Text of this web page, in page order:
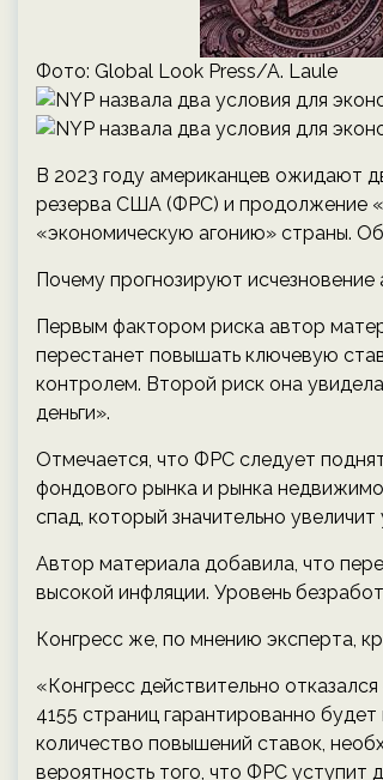
Фото: Global Look Press/A. Laule
В 2023 году американцев ожидают
резерва США (ФРС) и продолжение
«экономическую агонию» страны.
Почему прогнозируют исчезновение
Первым фактором риска автор
перестанет повышать ключевую
контролем. Второй риск она
деньги».
Отмечается, что ФРС следует
фондового рынка и рынка
спад, который значительно
Автор материала добавила, что
высокой инфляции. Уровень
Конгресс же, по мнению эксперта,
«Конгресс действительно
4155 страниц гарантированно
количество повышений ставок,
вероятность того, что ФРС уступит